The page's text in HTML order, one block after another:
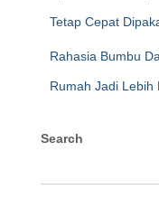
Tetap Cepat
Rahasia Bumbu
Rumah Jadi Lebih
Search